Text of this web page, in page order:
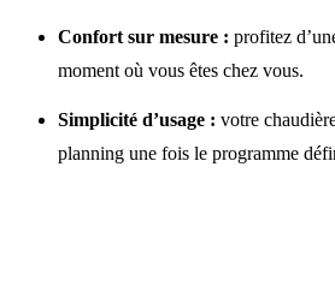
Confort sur mesure : profitez
moment où vous êtes chez vous.
Simplicité d’usage : votre
planning une fois le programme